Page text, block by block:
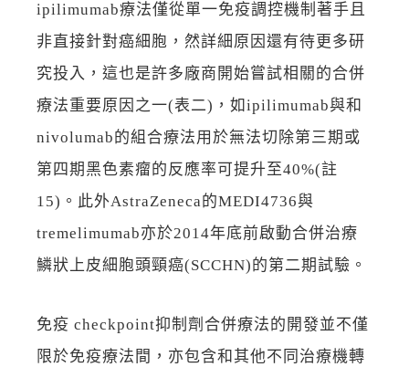
ipilimumab療法僅從單一免疫調控機制著手且
非直接針對癌細胞，然詳細原因還有待更多研
究投入，這也是許多廠商開始嘗試相關的合併
療法重要原因之一(表二)，如ipilimumab與和
nivolumab的組合療法用於無法切除第三期或
第四期黑色素瘤的反應率可提升至40%(註
15)。此外AstraZeneca的MEDI4736與
tremelimumab亦於2014年底前啟動合併治療
鱗狀上皮細胞頭頸癌(SCCHN)的第二期試驗。
免疫 checkpoint抑制劑合併療法的開發並不僅
限於免疫療法間，亦包含和其他不同治療機轉